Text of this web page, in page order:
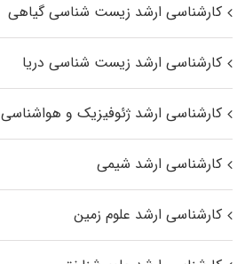
کارشناسی ارشد زیست‌ شناسی گیاهی
کارشناسی ارشد زیست‌ شناسی دریا
کارشناسی ارشد ژئوفیزیک و هواشناسی
کارشناسی ارشد شیمی
کارشناسی ارشد علوم زمین